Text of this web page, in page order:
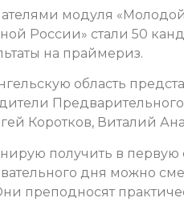
модуля
России» стали 50
на праймериз.
область
Коротков, Виталий
получить в первую
дня можно
преподносят